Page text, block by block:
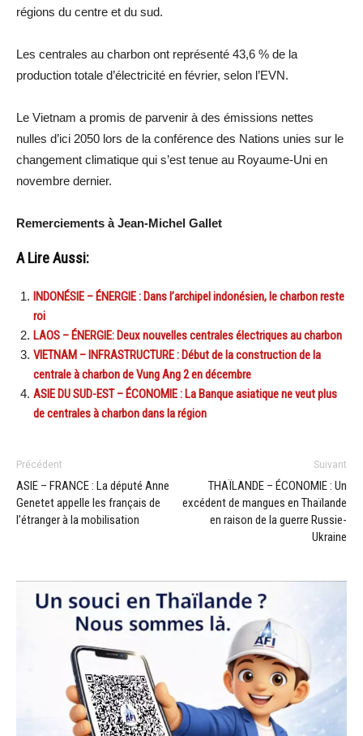
régions du centre et du sud.
Les centrales au charbon ont représenté 43,6 % de la
production totale d’électricité en février, selon l’EVN.
Le Vietnam a promis de parvenir à des émissions nettes
nulles d’ici 2050 lors de la conférence des Nations unies sur le
changement climatique qui s’est tenue au Royaume-Uni en
novembre dernier.
Remerciements à Jean-Michel Gallet
A Lire Aussi:
INDONÉSIE – ÉNERGIE : Dans l’archipel indonésien, le charbon reste
roi
LAOS – ÉNERGIE: Deux nouvelles centrales électriques au charbon
VIETNAM – INFRASTRUCTURE : Début de la construction de la
centrale à charbon de Vung Ang 2 en décembre
ASIE DU SUD-EST – ÉCONOMIE : La Banque asiatique ne veut plus
de centrales à charbon dans la région
Précédent
ASIE – FRANCE : La député Anne
Genetet appelle les français de
l’étranger à la mobilisation
Suivant
THAÏLANDE – ÉCONOMIE : Un
excédent de mangues en Thaïlande
en raison de la guerre Russie-
Ukraine